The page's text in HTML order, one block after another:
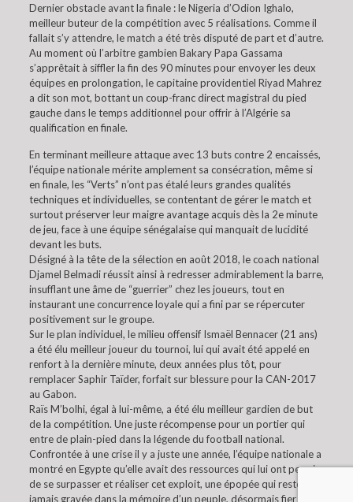
Dernier obstacle avant la finale : le Nigeria d’Odion Ighalo,
meilleur buteur de la compétition avec 5 réalisations. Comme il
fallait s’y attendre, le match a été très disputé de part et d’autre.
Au moment où l’arbitre gambien Bakary Papa Gassama
s’apprêtait à siffler la fin des 90 minutes pour envoyer les deux
équipes en prolongation, le capitaine providentiel Riyad Mahrez
a dit son mot, bottant un coup-franc direct magistral du pied
gauche dans le temps additionnel pour offrir à l’Algérie sa
qualification en finale.
En terminant meilleure attaque avec 13 buts contre 2 encaissés,
l’équipe nationale mérite amplement sa consécration, même si
en finale, les “Verts” n’ont pas étalé leurs grandes qualités
techniques et individuelles, se contentant de gérer le match et
surtout préserver leur maigre avantage acquis dès la 2e minute
de jeu, face à une équipe sénégalaise qui manquait de lucidité
devant les buts.
Désigné à la tête de la sélection en août 2018, le coach national
Djamel Belmadi réussit ainsi à redresser admirablement la barre,
insufflant une âme de “guerrier” chez les joueurs, tout en
instaurant une concurrence loyale qui a fini par se répercuter
positivement sur le groupe.
Sur le plan individuel, le milieu offensif Ismaël Bennacer (21 ans)
a été élu meilleur joueur du tournoi, lui qui avait été appelé en
renfort à la dernière minute, deux années plus tôt, pour
remplacer Saphir Taïder, forfait sur blessure pour la CAN-2017
au Gabon.
Raïs M’bolhi, égal à lui-même, a été élu meilleur gardien de but
de la compétition. Une juste récompense pour un portier qui
entre de plain-pied dans la légende du football national.
Confrontée à une crise il y a juste une année, l’équipe nationale a
montré en Egypte qu’elle avait des ressources qui lui ont permis
de se surpasser et réaliser cet exploit, une épopée qui restera à
jamais gravée dans la mémoire d’un peuple, désormais fier de sa